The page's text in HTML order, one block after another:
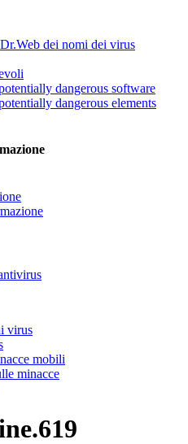
dei nomi dei virus
dangerous software
dangerous elements
virus
mobili
minacce